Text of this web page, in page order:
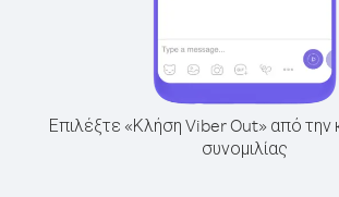
Επιλέξτε «Κλήση Viber Out» από την
συνομιλίας